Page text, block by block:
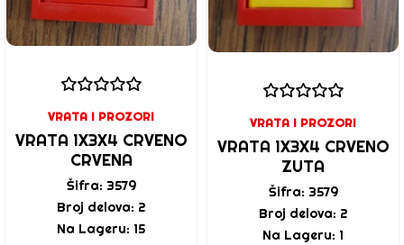
VRATA I PROZORI
VRATA 1X3X4 CRVENO
CRVENA
Šifra: 3579
Broj delova: 2
Na Lageru: 15
VRATA I PROZORI
VRATA 1X3X4 CRVENO
ZUTA
Šifra: 3579
Broj delova: 2
Na Lageru: 1